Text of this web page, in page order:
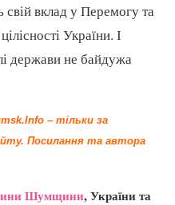
вклад у Перемогу та
України. І
держави не байдужа
– тільки за
Посилання та автора
Шумщини, України та